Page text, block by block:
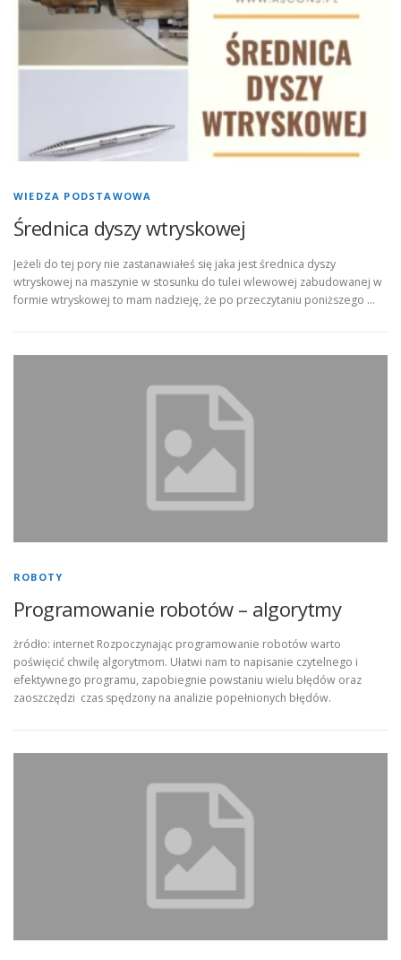
WIEDZA PODSTAWOWA
Średnica dyszy wtryskowej
Jeżeli do tej pory nie zastanawiałeś się jaka jest średnica dyszy
wtryskowej na maszynie w stosunku do tulei wlewowej zabudowanej w
formie wtryskowej to mam nadzieję, że po przeczytaniu poniższego …
ROBOTY
Programowanie robotów – algorytmy
żródło: internet Rozpoczynając programowanie robotów warto
poświęcić chwilę algorytmom. Ułatwi nam to napisanie czytelnego i
efektywnego programu, zapobiegnie powstaniu wielu błędów oraz
zaoszczędzi czas spędzony na analizie popełnionych błędów.